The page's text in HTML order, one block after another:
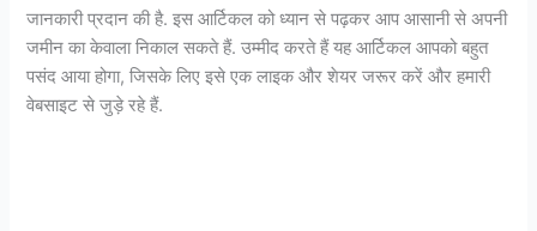
जानकारी प्रदान की है. इस आर्टिकल को ध्यान से पढ़कर आप आसानी से अपनी
जमीन का केवाला निकाल सकते हैं. उम्मीद करते हैं यह आर्टिकल आपको बहुत
पसंद आया होगा, जिसके लिए इसे एक लाइक और शेयर जरूर करें और हमारी
वेबसाइट से जुड़े रहे हैं.